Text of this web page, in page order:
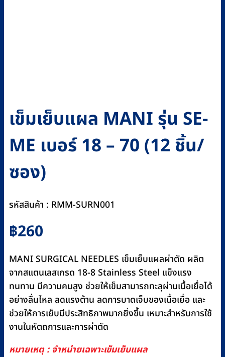
เข็มเย็บแผล MANI รุ่น SE-
ME เบอร์ 18 – 70 (12 ชิ้น/
ซอง)
รหัสสินค้า : RMM-SURN001
฿260
MANI SURGICAL NEEDLES เข็มเย็บแผลผ่าตัด ผลิต
จากสแตนเลสเกรด 18-8 Stainless Steel แข็งแรง
ทนทาน มีความคมสูง ช่วยให้เข็มสามารถทะลุผ่านเนื้อเยื่อได้
อย่างลื่นไหล ลดแรงต้าน ลดการบาดเจ็บของเนื้อเยื่อ และ
ช่วยให้การเย็บมีประสิทธิภาพมากยิ่งขึ้น เหมาะสำหรับการใช้
งานในหัตถการและการผ่าตัด
หมายเหตุ : จำหน่ายเฉพาะเข็มเย็บแผล